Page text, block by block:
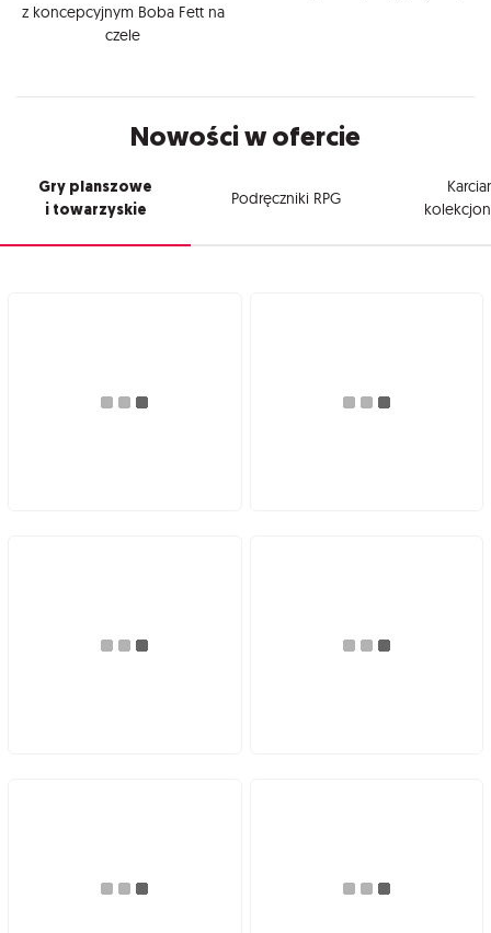
z koncepcyjnym Boba Fett na
czele
Nowości w ofercie
Gry planszowe
i towarzyskie
Podręczniki RPG